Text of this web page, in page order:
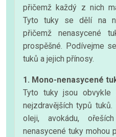
přičemž každý z nich
Tyto tuky se dělí na
přičemž nenasycené
prospěšné. Podívejme
tuků a jejich přínosy.
1. Mono-nenasycené
Tyto tuky jsou obvykle
nejzdravějších typů
oleji, avokádu,
nenasycené tuky mohou